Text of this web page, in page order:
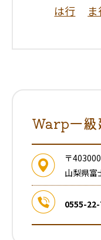
は行
Warp一級
〒
山梨県富
0555-